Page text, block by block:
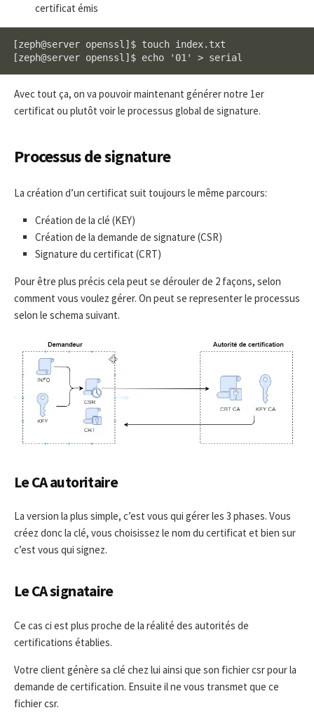
certificat émis
[zeph@server openssl]$ touch index.txt
[zeph@server openssl]$ echo '01' > serial
Avec tout ça, on va pouvoir maintenant générer notre 1er
certificat ou plutôt voir le processus global de signature.
Processus de signature
La création d’un certificat suit toujours le même parcours:
Création de la clé (KEY)
Création de la demande de signature (CSR)
Signature du certificat (CRT)
Pour être plus précis cela peut se dérouler de 2 façons, selon
comment vous voulez gérer. On peut se representer le processus
selon le schema suivant.
Le CA autoritaire
La version la plus simple, c’est vous qui gérer les 3 phases. Vous
créez donc la clé, vous choisissez le nom du certificat et bien sur
c’est vous qui signez.
Le CA signataire
Ce cas ci est plus proche de la réalité des autorités de
certifications établies.
Votre client génère sa clé chez lui ainsi que son fichier csr pour la
demande de certification. Ensuite il ne vous transmet que ce
fichier csr.